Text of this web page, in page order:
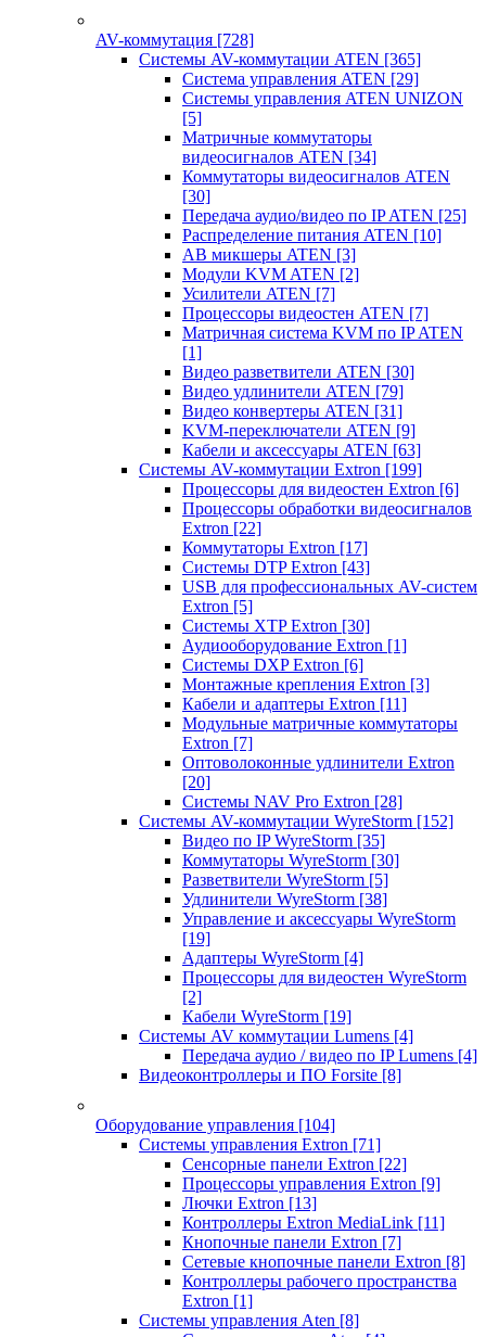
AV-коммутация [728]
Системы AV-коммутации ATEN [365]
Система управления ATEN [29]
Системы управления ATEN UNIZON
[5]
Матричные коммутаторы
видеосигналов ATEN [34]
Коммутаторы видеосигналов ATEN
[30]
Передача аудио/видео по IP ATEN [25]
Распределение питания ATEN [10]
АВ микшеры ATEN [3]
Модули KVM ATEN [2]
Усилители ATEN [7]
Процессоры видеостен ATEN [7]
Матричная система KVM по IP ATEN
[1]
Видео разветвители ATEN [30]
Видео удлинители ATEN [79]
Видео конвертеры ATEN [31]
KVM-переключатели ATEN [9]
Кабели и аксессуары ATEN [63]
Системы AV-коммутации Extron [199]
Процессоры для видеостен Extron [6]
Процессоры обработки видеосигналов
Extron [22]
Коммутаторы Extron [17]
Системы DTP Extron [43]
USB для профессиональных AV-систем
Extron [5]
Системы XTP Extron [30]
Аудиооборудование Extron [1]
Системы DXP Extron [6]
Монтажные крепления Extron [3]
Кабели и адаптеры Extron [11]
Модульные матричные коммутаторы
Extron [7]
Оптоволоконные удлинители Extron
[20]
Системы NAV Pro Extron [28]
Системы AV-коммутации WyreStorm [152]
Видео по IP WyreStorm [35]
Коммутаторы WyreStorm [30]
Разветвители WyreStorm [5]
Удлинители WyreStorm [38]
Управление и аксессуары WyreStorm
[19]
Адаптеры WyreStorm [4]
Процессоры для видеостен WyreStorm
[2]
Кабели WyreStorm [19]
Системы AV коммутации Lumens [4]
Передача аудио / видео по IP Lumens [4]
Видеоконтроллеры и ПО Forsite [8]
Оборудование управления [104]
Системы управления Extron [71]
Сенсорные панели Extron [22]
Процессоры управления Extron [9]
Лючки Extron [13]
Контроллеры Extron MediaLink [11]
Кнопочные панели Extron [7]
Сетевые кнопочные панели Extron [8]
Контроллеры рабочего пространства
Extron [1]
Системы управления Aten [8]